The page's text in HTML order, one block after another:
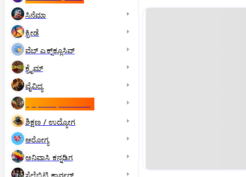
ಸಿನೆಮಾ
ಕ್ರೀಡೆ
ವೆಬ್ ಎಕ್ಸ್‌ಕ್ಲೂಸಿವ್
ಕ್ರೈಮ್
ವೈವಿಧ್ಯ
ಶಿಕ್ಷಣ / ಉದ್ಯೋಗ
ಆರೋಗ್ಯ
ಅನಿವಾಸಿ ಕನ್ನಡಿಗ